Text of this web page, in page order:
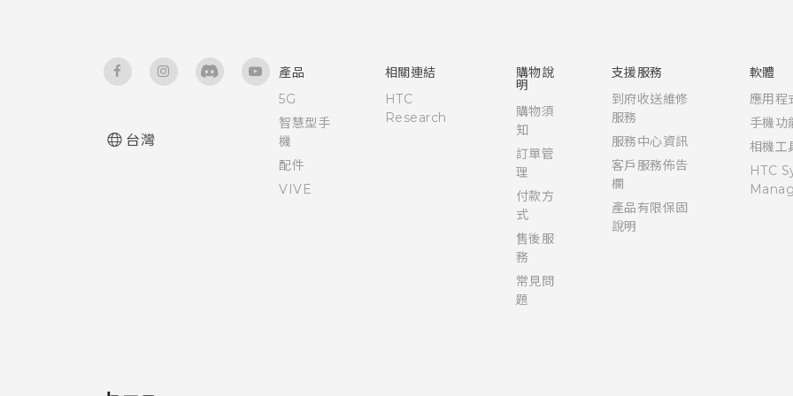
User manual
台灣
產品
5G
智慧型手
機
配件
VIVE
相關連結
HTC
Research
購物說
明
購物須
知
訂單管
理
付款方
式
售後服
務
常見問
題
支援服務
到府收送維修
服務
服務中心資訊
客戶服務佈告
欄
產品有限保固
說明
軟體
應用程
手機功
相機工
HTC